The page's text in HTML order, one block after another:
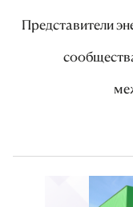
Представители